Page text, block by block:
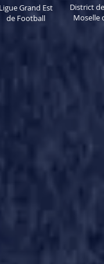
Ligue Grand Est
de Football
District
Moselle